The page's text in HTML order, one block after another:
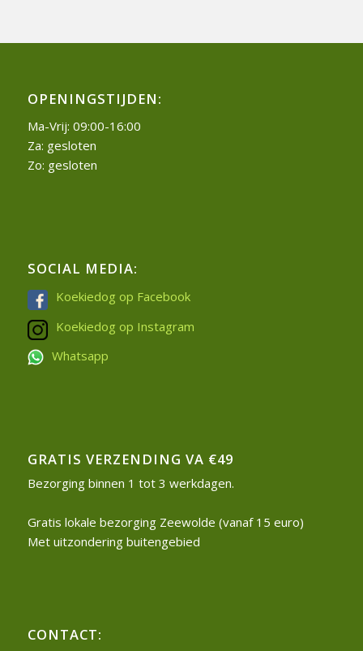
OPENINGSTIJDEN:
Ma-Vrij: 09:00-16:00
Za: gesloten
Zo: gesloten
SOCIAL MEDIA:
Koekiedog op Facebook
Koekiedog op Instagram
Whatsapp
GRATIS VERZENDING VA €49
Bezorging binnen 1 tot 3 werkdagen.
Gratis lokale bezorging Zeewolde (vanaf 15 euro)
Met uitzondering buitengebied
CONTACT: